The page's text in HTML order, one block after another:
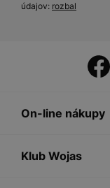
údajov: rozbal
On-line nákupy
Klub Wojas